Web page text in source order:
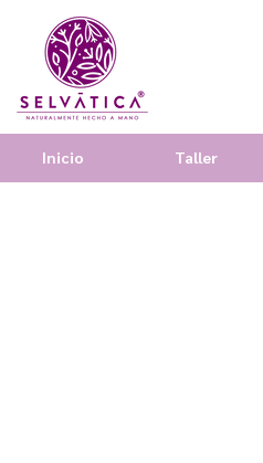
Inicio Taller